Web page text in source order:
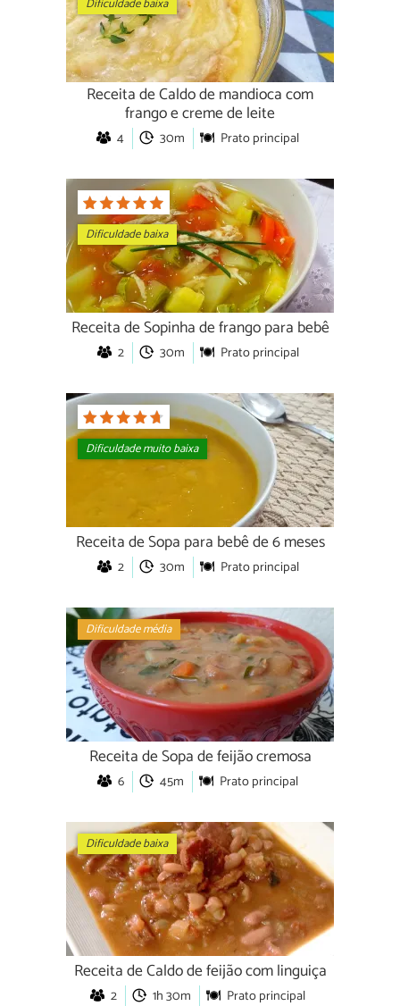
Dificuldade baixa
Receita de Caldo de mandioca com
frango e creme de leite
4 30m Prato principal
Dificuldade baixa
Receita de Sopinha de frango para bebê
2 30m Prato principal
Dificuldade muito baixa
Receita de Sopa para bebê de 6 meses
2 30m Prato principal
Dificuldade média
Receita de Sopa de feijão cremosa
6 45m Prato principal
Dificuldade baixa
Receita de Caldo de feijão com linguiça
2 1h 30m Prato principal